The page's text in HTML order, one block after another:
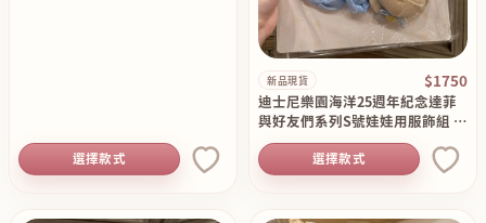
選擇款式
新品現貨 $1750
迪士尼樂園海洋25週年紀念達菲
與好友們系列S號娃娃用服飾組 現
貨
選擇款式